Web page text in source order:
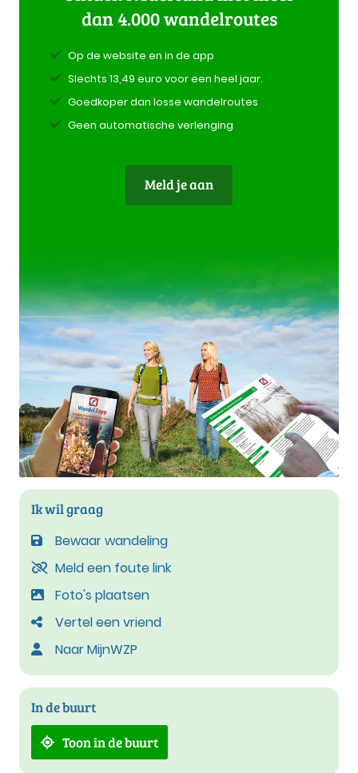
dan 4.000 wandelroutes
Op de website en in de app
Slechts 13,49 euro voor een heel jaar.
Goedkoper dan losse wandelroutes
Geen automatische verlenging
Meld je aan
Ik wil graag
Bewaar wandeling
Meld een foute link
Foto's plaatsen
Vertel een vriend
Naar MijnWZP
In de buurt
Toon in de buurt